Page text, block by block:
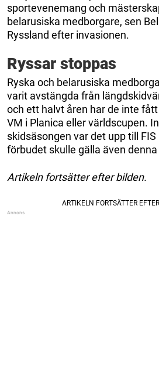
sportevenemang och
belarusiska medborgare, sen
Ryssland efter invasionen.
Ryssar stoppas
Ryska och belarusiska
varit avstängda från
och ett halvt åren har de inte
VM i Planica eller världscupen.
skidsäsongen var det upp till
förbudet skulle gälla även
Artikeln fortsätter efter bilden.